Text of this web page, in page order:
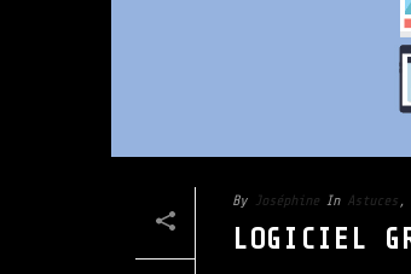
By Joséphine In Astuces ,
LOGICIEL